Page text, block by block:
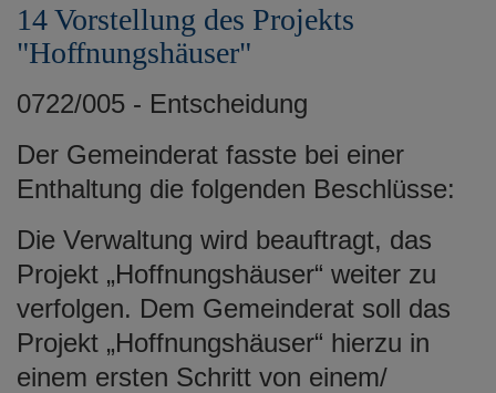
14 Vorstellung des Projekts
"Hoffnungshäuser"
0722/005 - Entscheidung
Der Gemeinderat fasste bei einer
Enthaltung die folgenden Beschlüsse:
Die Verwaltung wird beauftragt, das
Projekt „Hoffnungshäuser“ weiter zu
verfolgen. Dem Gemeinderat soll das
Projekt „Hoffnungshäuser“ hierzu in
einem ersten Schritt von einem/